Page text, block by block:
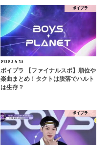
ボイプラ
2023.4.13
ボイプラ 【ファイナルスポ】順位や
楽曲まとめ！タクトは脱落でハルト
は生存？
ボイプラ